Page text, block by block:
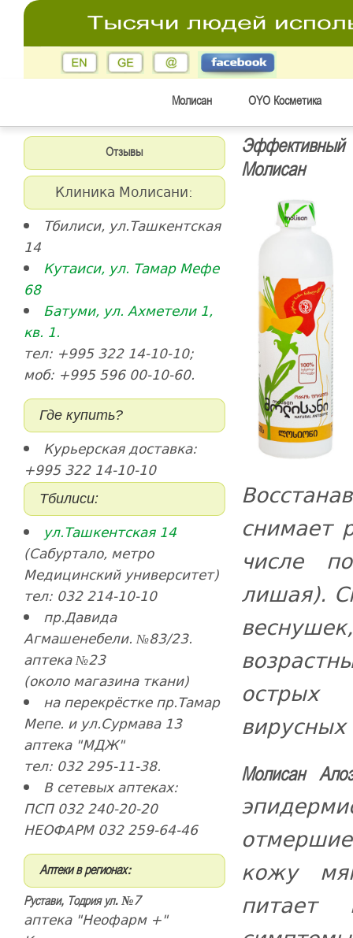
Молисан OYO Косметика
Отзывы
Клиника Молисани:
Тбилиси, ул.Ташкентская
14
Кутаиси, ул. Тамар Мефе
68
Батуми, ул. Ахметели 1,
кв. 1.
тел: +995 322 14-10-10;
моб: +995 596 00-10-60.
Где купить?
Курьерская доставка:
+995 322 14-10-10
Тбилиси:
ул.Ташкентская 14
(Сабуртало, метро
Медицинский университет)
тел: 032 214-10-10
пр.Давида
Агмашенебели. №83/23.
аптека №23
(около магазина ткани)
на перекрёстке пр.Тамар
Мепе. и ул.Сурмава 13
аптека "МДЖ"
тел: 032 295-11-38.
В сетевых аптеках:
ПСП 032 240-20-20
НЕОФАРМ 032 259-64-46
Аптеки в регионах:
Рустави, Тодрия ул. №7
аптека "Неофарм +"
Молисан
снимает
числе
лишая).
острых
Молисан
кожу
питает